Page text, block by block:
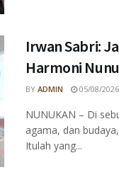
Irwan Sabri:
Harmoni
BY ADMIN 05/08/2026
NUNUKAN – Di
agama, dan
Itulah yang...